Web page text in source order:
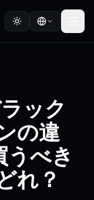
ック
の違
べき
れ？